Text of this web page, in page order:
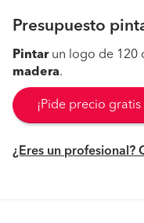
Presupuesto
Pintarun logo de 120
madera.
¡Pide precio
¿Eres un profesional?